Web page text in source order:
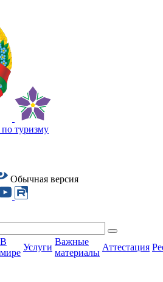
туризму
Обычная версия
В
мире
Услуги
Важные
материалы
Аттестация